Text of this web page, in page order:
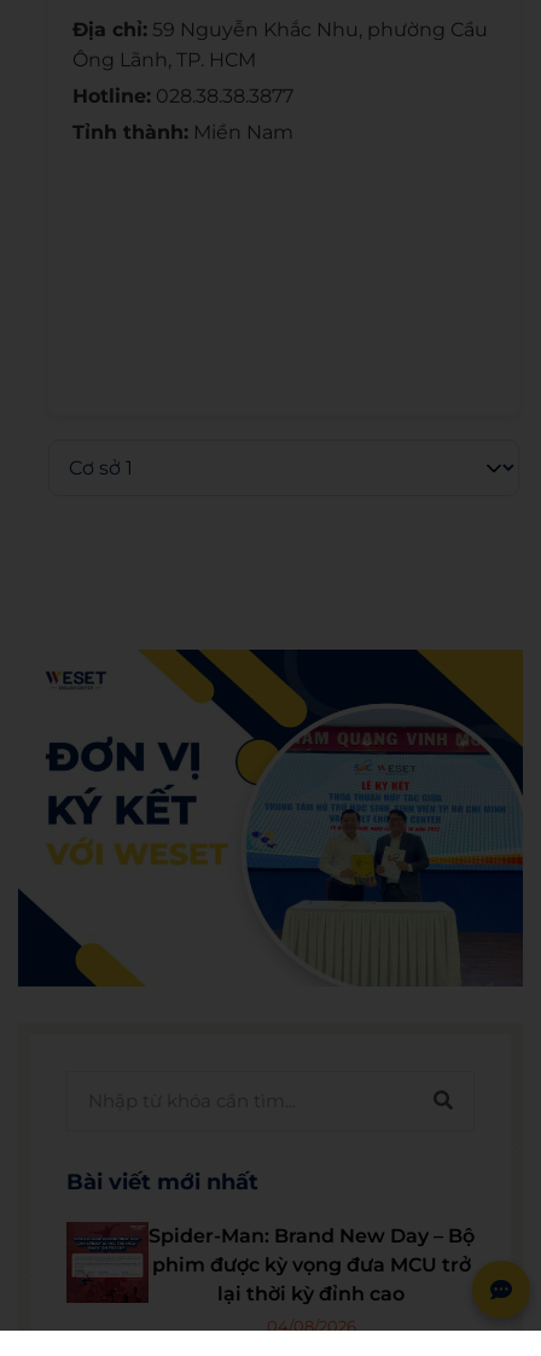
Địa chỉ: 59 Nguyễn Khắc Nhu, phường Cầu
Ông Lãnh, TP. HCM
Hotline: 028.38.38.3877
Tỉnh thành: Miền Nam
Bài viết mới nhất
Spider-Man: Brand New Day – Bộ
phim được kỳ vọng đưa MCU trở
lại thời kỳ đỉnh cao
04/08/2026